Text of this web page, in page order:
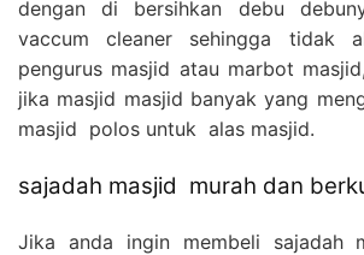
dengan di bersihkan debu
vaccum cleaner sehingga tidak
pengurus masjid atau marbot
jika masjid masjid banyak yang
masjid polos untuk alas masjid.
sajadah masjid murah dan
Jika anda ingin membeli